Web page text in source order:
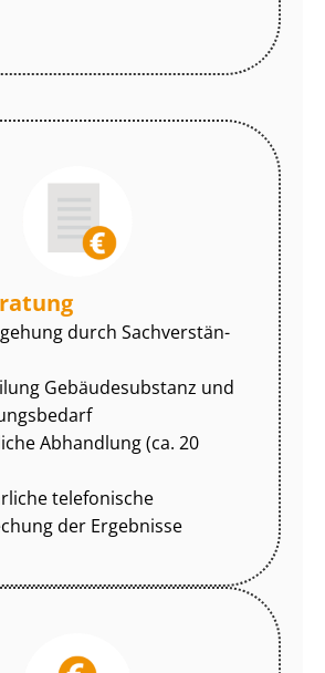
durch Sach­ver­stän­
Gebäudesubstanz und
Abhandlung (ca. 20
telefonische
der Ergebnisse